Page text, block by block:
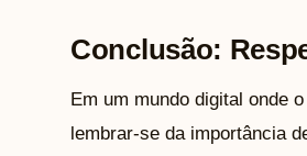
Conclusão:
Em um mundo digital onde
lembrar-se da importância